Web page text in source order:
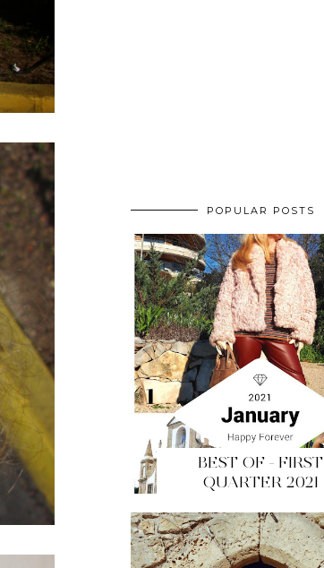
POPULAR POSTS
BEST OF - FIRST
QUARTER 2021